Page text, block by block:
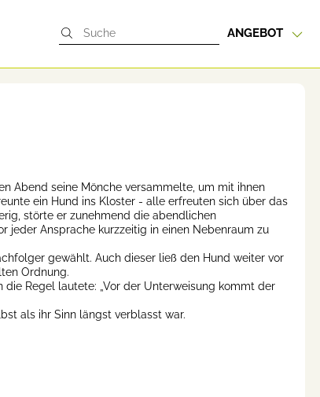
ANGEBOT
Abend seine Mönche versammelte, um mit ihnen
ein Hund ins Kloster - alle erfreuten sich über das
störte er zunehmend die abendlichen
jeder Ansprache kurzzeitig in einen Nebenraum zu
gewählt. Auch dieser ließ den Hund weiter vor
Ordnung.
Regel lautete: „Vor der Unterweisung kommt der
als ihr Sinn längst verblasst war.